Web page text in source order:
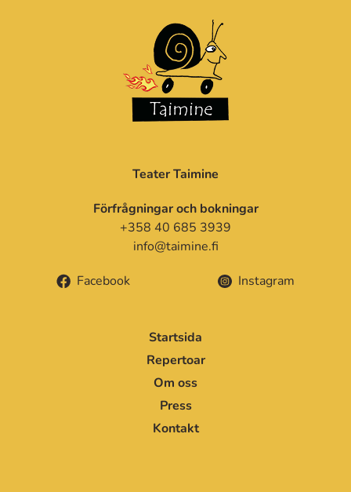
Teater Taimine
Förfrågningar och bokningar
+358 40 685 3939
info@taimine.fi
Facebook
Instagram
Startsida
Repertoar
Om oss
Press
Kontakt